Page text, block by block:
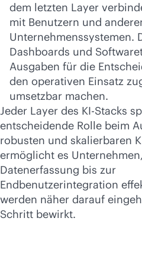
dem letzten Layer
mit Benutzern und
Unternehmenssystemen.
Dashboards und
Ausgaben für die
den operativen Einsatz
umsetzbar machen.
Jeder Layer des KI-Stacks
entscheidende Rolle beim
robusten und skalierbaren
ermöglicht es
Datenerfassung bis zur
Endbenutzerintegration
werden näher darauf
Schritt bewirkt.